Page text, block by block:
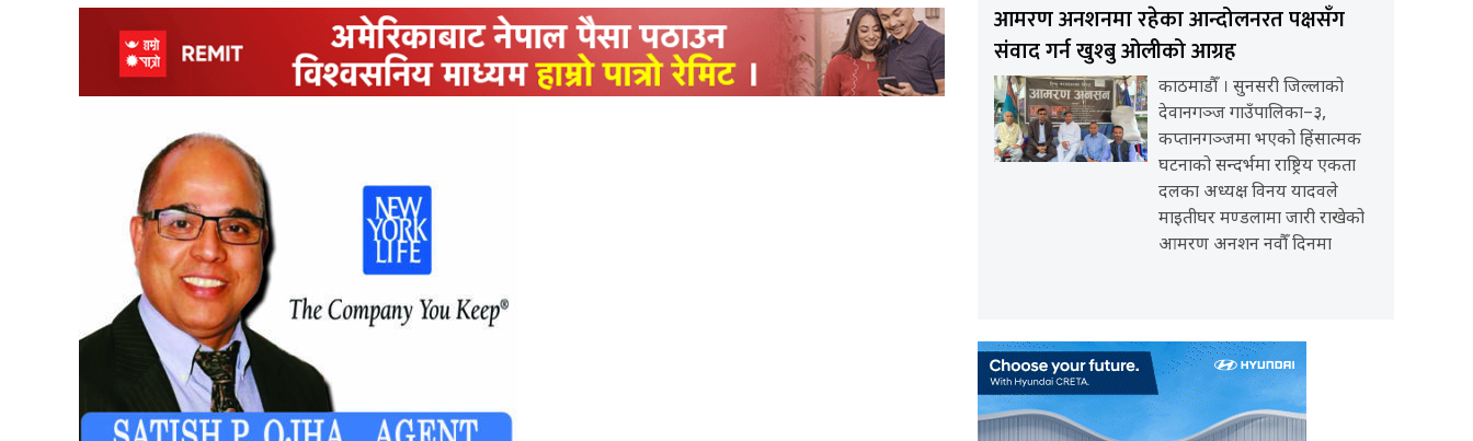
आमरण अनशनमा रहेका आन्दोलनरत पक्षसँग
संवाद गर्न खुश्बु ओलीको आग्रह
काठमाडौँ । सुनसरी जिल्लाको
देवानगञ्ज गाउँपालिका–३,
कप्तानगञ्जमा भएको हिंसात्मक
घटनाको सन्दर्भमा राष्ट्रिय एकता
दलका अध्यक्ष विनय यादवले
माइतीघर मण्डलामा जारी राखेको
आमरण अनशन नवौँ दिनमा